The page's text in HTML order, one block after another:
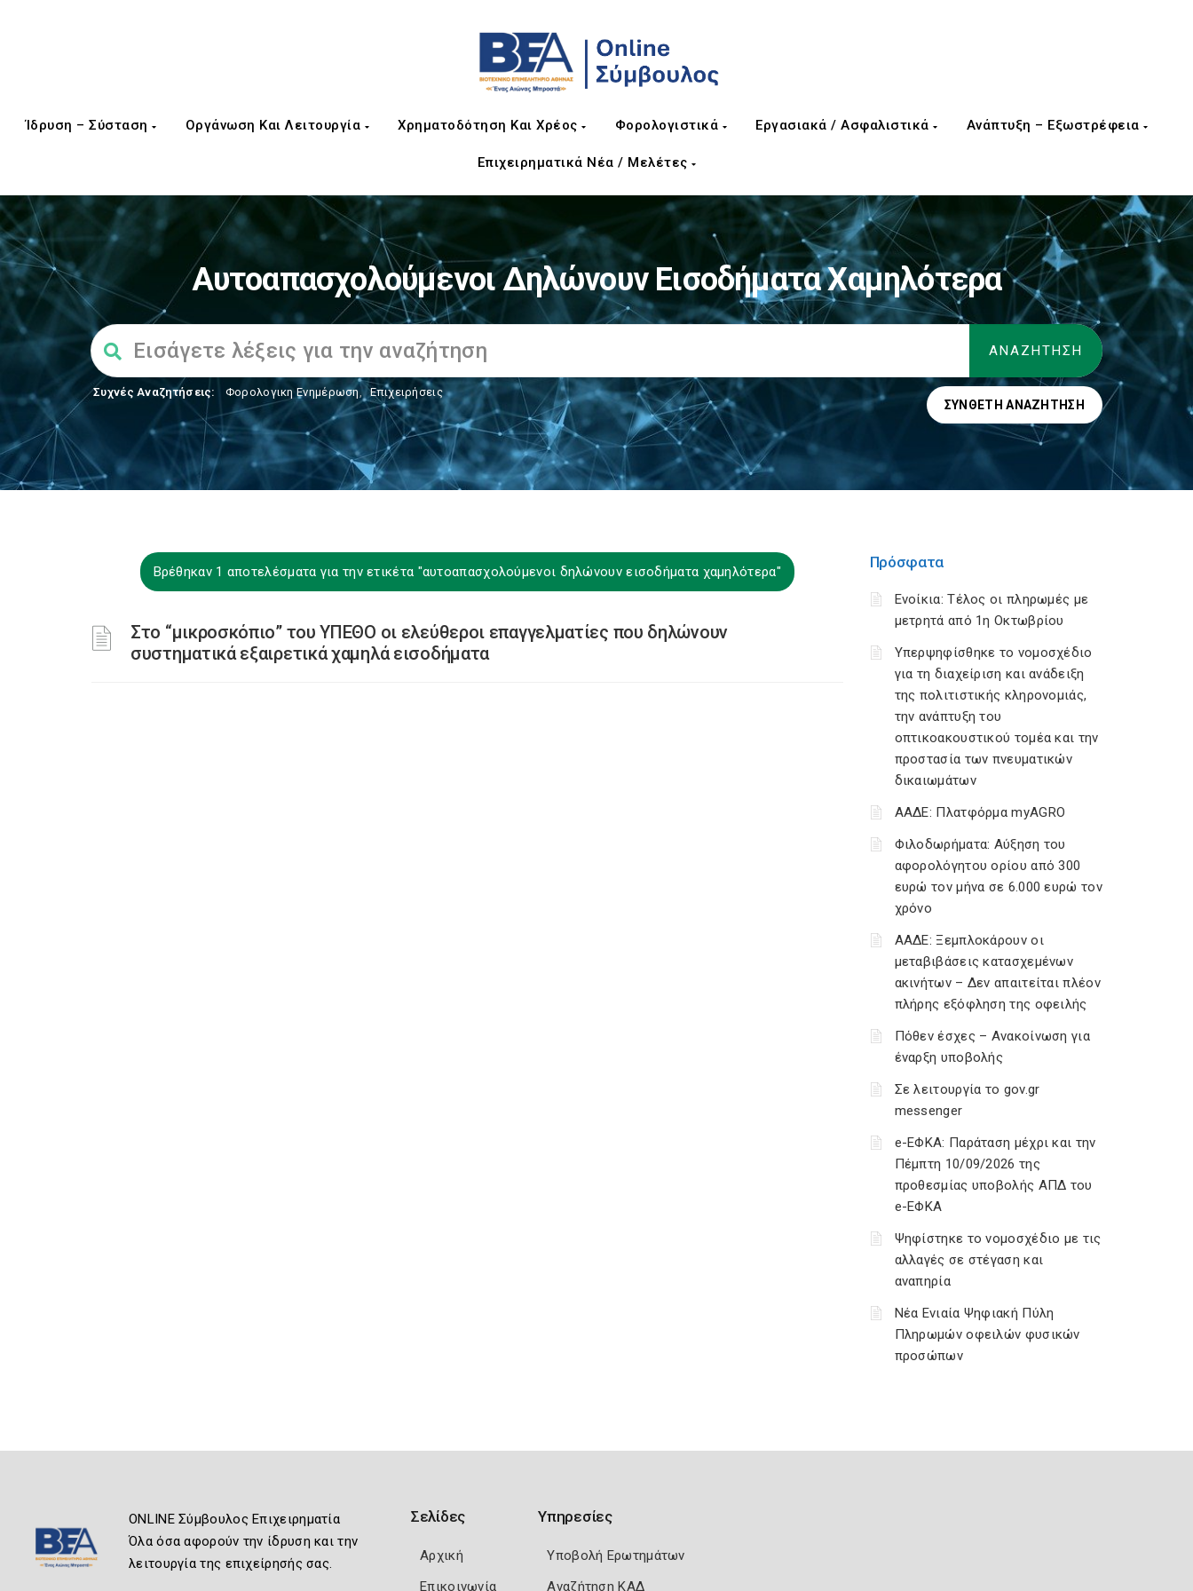
Ίδρυση – Σύσταση Οργάνωση Και Λειτουργία Χρηματοδότηση Και Χρέος Φορολογιστικά Εργασιακά / Ασφαλιστικά Ανάπτυξη – Εξωστρέφεια
Επιχειρηματικά Νέα / Μελέτες
Αυτοαπασχολούμενοι Δηλώνουν Εισοδήματα Χαμηλότερα
Συχνές Αναζητήσεις: Φορολογικη Ενημέρωση, Επιχειρήσεις
ΣΎΝΘΕΤΗ ΑΝΑΖΉΤΗΣΗ
Βρέθηκαν 1 αποτελέσματα για την ετικέτα "αυτοαπασχολούμενοι δηλώνουν εισοδήματα χαμηλότερα"
Στο “μικροσκόπιο” του ΥΠΕΘΟ οι ελεύθεροι επαγγελματίες που δηλώνουν
συστηματικά εξαιρετικά χαμηλά εισοδήματα
Πρόσφατα
Ενοίκια: Τέλος οι πληρωμές με
μετρητά από 1η Οκτωβρίου
Υπερψηφίσθηκε το νομοσχέδιο
για τη διαχείριση και ανάδειξη
της πολιτιστικής κληρονομιάς,
την ανάπτυξη του
οπτικοακουστικού τομέα και την
προστασία των πνευματικών
δικαιωμάτων
ΑΑΔΕ: Πλατφόρμα myAGRO
Φιλοδωρήματα: Αύξηση του
αφορολόγητου ορίου από 300
ευρώ τον μήνα σε 6.000 ευρώ τον
χρόνο
ΑΑΔΕ: Ξεμπλοκάρουν οι
μεταβιβάσεις κατασχεμένων
ακινήτων – Δεν απαιτείται πλέον
πλήρης εξόφληση της οφειλής
Πόθεν έσχες – Ανακοίνωση για
έναρξη υποβολής
Σε λειτουργία το gov.gr
messenger
e-ΕΦΚΑ: Παράταση μέχρι και την
Πέμπτη 10/09/2026 της
προθεσμίας υποβολής ΑΠΔ του
e-ΕΦΚΑ
Ψηφίστηκε το νομοσχέδιο με τις
αλλαγές σε στέγαση και
αναπηρία
Νέα Ενιαία Ψηφιακή Πύλη
Πληρωμών οφειλών φυσικών
προσώπων
ONLINE Σύμβουλος Επιχειρηματία
Όλα όσα αφορούν την ίδρυση και την
λειτουργία της επιχείρησής σας.
Σελίδες
Αρχική
Επικοινωνία
Υπηρεσίες
Υποβολή Ερωτημάτων
Αναζήτηση ΚΑΔ